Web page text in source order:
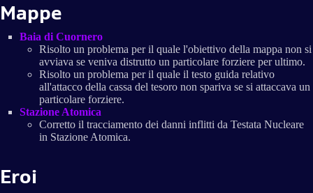
Mappe
Baia di Cuornero
Risolto un problema per il quale l'obiettivo della mappa non si
avviava se veniva distrutto un particolare forziere per ultimo.
Risolto un problema per il quale il testo guida relativo
all'attacco della cassa del tesoro non spariva se si attaccava un
particolare forziere.
Stazione Atomica
Corretto il tracciamento dei danni inflitti da Testata Nucleare
in Stazione Atomica.
Eroi